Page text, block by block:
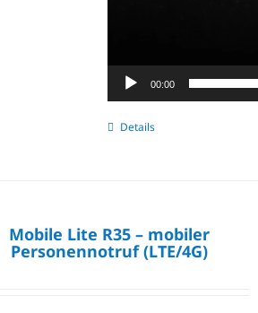
00:00
Details
Mobile Lite R35 – mobiler
Personennotruf (LTE/4G)